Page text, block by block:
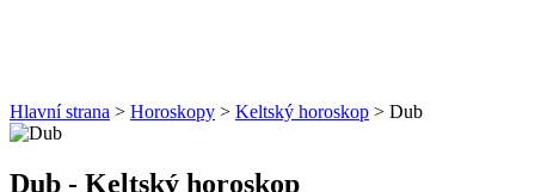
Hlavní strana > Horoskopy > Keltský horoskop > Dub
Dub - Keltský horoskop